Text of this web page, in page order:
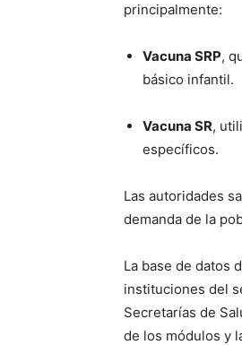
principalmente:
Vacuna SRP,
básico infantil.
Vacuna SR,
específicos.
Las autoridades
demanda de la
La base de datos
instituciones del
Secretarías de
de los módulos y